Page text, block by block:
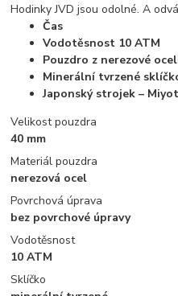
Hodinky JVD jsou odolné. A
Čas
Vodotěsnost 10 ATM
Pouzdro z nerezové
Minerální tvrzené
Japonský strojek –
Velikost pouzdra
40 mm
Materiál pouzdra
nerezová ocel
Povrchová úprava
bez povrchové úpravy
Vodotěsnost
10 ATM
Sklíčko